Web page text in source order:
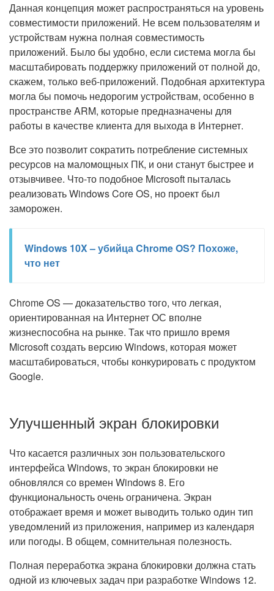
Данная концепция может распространяться на уровень
совместимости приложений. Не всем пользователям и
устройствам нужна полная совместимость
приложений. Было бы удобно, если система могла бы
масштабировать поддержку приложений от полной до,
скажем, только веб-приложений. Подобная архитектура
могла бы помочь недорогим устройствам, особенно в
пространстве ARM, которые предназначены для
работы в качестве клиента для выхода в Интернет.
Все это позволит сократить потребление системных
ресурсов на маломощных ПК, и они станут быстрее и
отзывчивее. Что-то подобное Microsoft пыталась
реализовать Windows Core OS, но проект был
заморожен.
Windows 10X – убийца Chrome OS? Похоже,
что нет
Chrome OS — доказательство того, что легкая,
ориентированная на Интернет ОС вполне
жизнеспособна на рынке. Так что пришло время
Microsoft создать версию Windows, которая может
масштабироваться, чтобы конкурировать с продуктом
Google.
Улучшенный экран блокировки
Что касается различных зон пользовательского
интерфейса Windows, то экран блокировки не
обновлялся со времен Windows 8. Его
функциональность очень ограничена. Экран
отображает время и может выводить только один тип
уведомлений из приложения, например из календаря
или погоды. В общем, сомнительная полезность.
Полная переработка экрана блокировки должна стать
одной из ключевых задач при разработке Windows 12.